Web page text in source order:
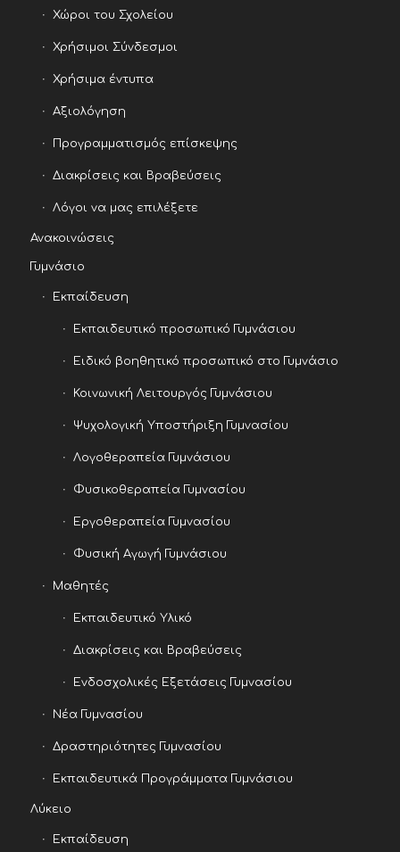
Χώροι του Σχολείου
Χρήσιμοι Σύνδεσμοι
Χρήσιμα έντυπα
Αξιολόγηση
Προγραμματισμός επίσκεψης
Διακρίσεις και Βραβεύσεις
Λόγοι να μας επιλέξετε
Ανακοινώσεις
Γυμνάσιο
Εκπαίδευση
Εκπαιδευτικό προσωπικό Γυμνάσιου
Ειδικό βοηθητικό προσωπικό στο Γυμνάσιο
Κοινωνική Λειτουργός Γυμνάσιου
Ψυχολογική Υποστήριξη Γυμνασίου
Λογοθεραπεία Γυμνάσιου
Φυσικοθεραπεία Γυμνασίου
Εργοθεραπεία Γυμνασίου
Φυσική Αγωγή Γυμνάσιου
Μαθητές
Εκπαιδευτικό Υλικό
Διακρίσεις και Βραβεύσεις
Ενδοσχολικές Εξετάσεις Γυμνασίου
Νέα Γυμνασίου
Δραστηριότητες Γυμνασίου
Εκπαιδευτικά Προγράμματα Γυμνάσιου
Λύκειο
Εκπαίδευση